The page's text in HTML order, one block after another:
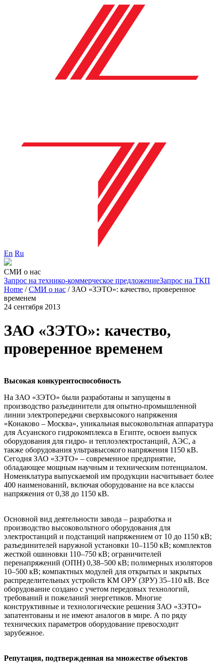
En Ru
СМИ о нас
Запрос на технико-коммерческое предложениеЗапрос на ТКП
Home /СМИ о нас /ЗАО «ЗЭТО»: качество, проверенное
временем
24 сентября 2013
ЗАО «ЗЭТО»: качество,
проверенное временем
Высокая конкурентоспособность
На ЗАО «ЗЭТО» были разработаны и запущены в
производство разъединители для опытно-промышленной
линии электропередачи сверхвысокого напряжения
«Конаково – Москва», уникальная высоковольтная аппаратура
для Асуанского гидрокомплекса в Египте, освоен выпуск
оборудования для гидро- и теплоэлектростанций, АЭС, а
также оборудования ультравысокого напряжения 1150 кВ.
Сегодня ЗАО «ЗЭТО» – современное предприятие,
обладающее мощным научным и техническим потенциалом.
Номенклатура выпускаемой им продукции насчитывает более
400 наименований, включая оборудование на все классы
напряжения от 0,38 до 1150 кВ.
Основной вид деятельности завода – разработка и
производство высоковольтного оборудования для
электростанций и подстанций напряжением от 10 до 1150 кВ;
разъединителей наружной установки 10–1150 кВ; комплектов
жесткой ошиновки 110–750 кВ; ограничителей
перенапряжений (ОПН) 0,38–500 кВ; полимерных изоляторов
10–500 кВ; компактных модулей для открытых и закрытых
распределительных устройств КМ ОРУ (ЗРУ) 35–110 кВ. Все
оборудование создано с учетом передовых технологий,
требований и пожеланий энергетиков. Многие
конструктивные и технологические решения ЗАО «ЗЭТО»
запатентованы и не имеют аналогов в мире. А по ряду
технических параметров оборудование превосходит
зарубежное.
Репутация, подтвержденная на множестве объектов